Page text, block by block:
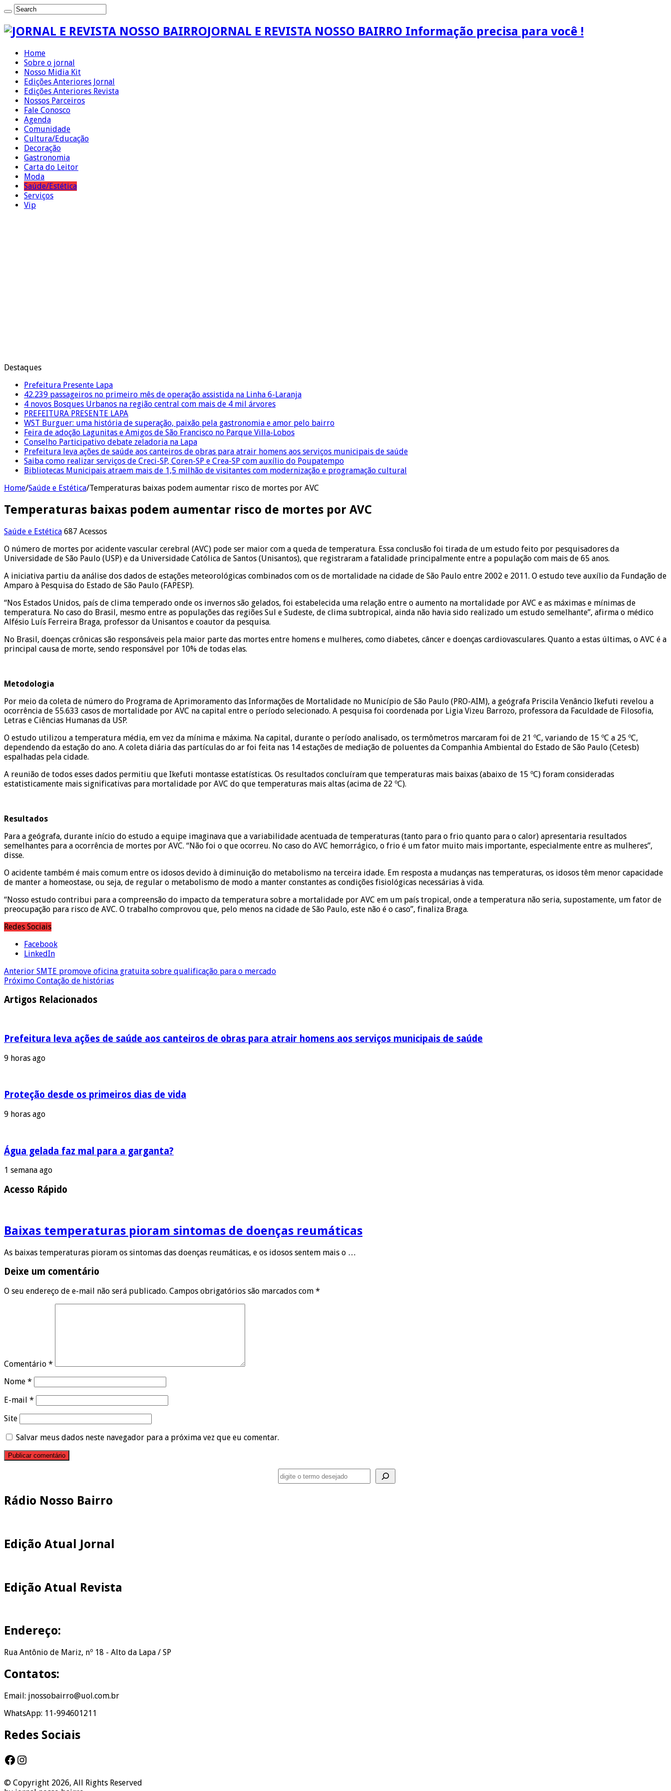
JORNAL E REVISTA NOSSO BAIRRO Informação precisa para você !
Home
Sobre o jornal
Nosso Midia Kit
Edições Anteriores Jornal
Edições Anteriores Revista
Nossos Parceiros
Fale Conosco
Agenda
Comunidade
Cultura/Educação
Decoração
Gastronomia
Carta do Leitor
Moda
Saúde/Estética
Serviços
Vip
Destaques
Prefeitura Presente Lapa
42.239 passageiros no primeiro mês de operação assistida na Linha 6-Laranja
4 novos Bosques Urbanos na região central com mais de 4 mil árvores
PREFEITURA PRESENTE LAPA
WST Burguer: uma história de superação, paixão pela gastronomia e amor pelo bairro
Feira de adoção Lagunitas e Amigos de São Francisco no Parque Villa-Lobos
Conselho Participativo debate zeladoria na Lapa
Prefeitura leva ações de saúde aos canteiros de obras para atrair homens aos serviços municipais de saúde
Saiba como realizar serviços de Creci-SP, Coren-SP e Crea-SP com auxílio do Poupatempo
Bibliotecas Municipais atraem mais de 1,5 milhão de visitantes com modernização e programação cultural
Home/Saúde e Estética/Temperaturas baixas podem aumentar risco de mortes por AVC
Temperaturas baixas podem aumentar risco de mortes por AVC
Saúde e Estética 687 Acessos
O número de mortes por acidente vascular cerebral (AVC) pode ser maior com a queda de temperatura. Essa conclusão foi tirada de um estudo feito por pesquisadores da
Universidade de São Paulo (USP) e da Universidade Católica de Santos (Unisantos), que registraram a fatalidade principalmente entre a população com mais de 65 anos.
A iniciativa partiu da análise dos dados de estações meteorológicas combinados com os de mortalidade na cidade de São Paulo entre 2002 e 2011. O estudo teve auxílio da Fundação de
Amparo à Pesquisa do Estado de São Paulo (FAPESP).
“Nos Estados Unidos, país de clima temperado onde os invernos são gelados, foi estabelecida uma relação entre o aumento na mortalidade por AVC e as máximas e mínimas de
temperatura. No caso do Brasil, mesmo entre as populações das regiões Sul e Sudeste, de clima subtropical, ainda não havia sido realizado um estudo semelhante”, afirma o médico
Alfésio Luís Ferreira Braga, professor da Unisantos e coautor da pesquisa.
No Brasil, doenças crônicas são responsáveis pela maior parte das mortes entre homens e mulheres, como diabetes, câncer e doenças cardiovasculares. Quanto a estas últimas, o AVC é a
principal causa de morte, sendo responsável por 10% de todas elas.
Metodologia
Por meio da coleta de número do Programa de Aprimoramento das Informações de Mortalidade no Município de São Paulo (PRO-AIM), a geógrafa Priscila Venâncio Ikefuti revelou a
ocorrência de 55.633 casos de mortalidade por AVC na capital entre o período selecionado. A pesquisa foi coordenada por Ligia Vizeu Barrozo, professora da Faculdade de Filosofia,
Letras e Ciências Humanas da USP.
O estudo utilizou a temperatura média, em vez da mínima e máxima. Na capital, durante o período analisado, os termômetros marcaram foi de 21 ºC, variando de 15 ºC a 25 ºC,
dependendo da estação do ano. A coleta diária das partículas do ar foi feita nas 14 estações de mediação de poluentes da Companhia Ambiental do Estado de São Paulo (Cetesb)
espalhadas pela cidade.
A reunião de todos esses dados permitiu que Ikefuti montasse estatísticas. Os resultados concluíram que temperaturas mais baixas (abaixo de 15 ºC) foram consideradas
estatisticamente mais significativas para mortalidade por AVC do que temperaturas mais altas (acima de 22 ºC).
Resultados
Para a geógrafa, durante início do estudo a equipe imaginava que a variabilidade acentuada de temperaturas (tanto para o frio quanto para o calor) apresentaria resultados
semelhantes para a ocorrência de mortes por AVC. “Não foi o que ocorreu. No caso do AVC hemorrágico, o frio é um fator muito mais importante, especialmente entre as mulheres”,
disse.
O acidente também é mais comum entre os idosos devido à diminuição do metabolismo na terceira idade. Em resposta a mudanças nas temperaturas, os idosos têm menor capacidade
de manter a homeostase, ou seja, de regular o metabolismo de modo a manter constantes as condições fisiológicas necessárias à vida.
“Nosso estudo contribui para a compreensão do impacto da temperatura sobre a mortalidade por AVC em um país tropical, onde a temperatura não seria, supostamente, um fator de
preocupação para risco de AVC. O trabalho comprovou que, pelo menos na cidade de São Paulo, este não é o caso”, finaliza Braga.
Redes Sociais
Facebook
LinkedIn
Anterior SMTE promove oficina gratuita sobre qualificação para o mercado
Próximo Contação de histórias
Artigos Relacionados
Prefeitura leva ações de saúde aos canteiros de obras para atrair homens aos serviços municipais de saúde
9 horas ago
Proteção desde os primeiros dias de vida
9 horas ago
Água gelada faz mal para a garganta?
1 semana ago
Acesso Rápido
Baixas temperaturas pioram sintomas de doenças reumáticas
As baixas temperaturas pioram os sintomas das doenças reumáticas, e os idosos sentem mais o …
Deixe um comentário
O seu endereço de e-mail não será publicado. Campos obrigatórios são marcados com *
Comentário *
Nome *
E-mail *
Site
Salvar meus dados neste navegador para a próxima vez que eu comentar.
Rádio Nosso Bairro
Edição Atual Jornal
Edição Atual Revista
Endereço:
Rua Antônio de Mariz, nº 18 - Alto da Lapa / SP
Contatos:
Email: jnossobairro@uol.com.br
WhatsApp: 11-994601211
Redes Sociais
Facebook
Instagram
© Copyright 2026, All Rights Reserved